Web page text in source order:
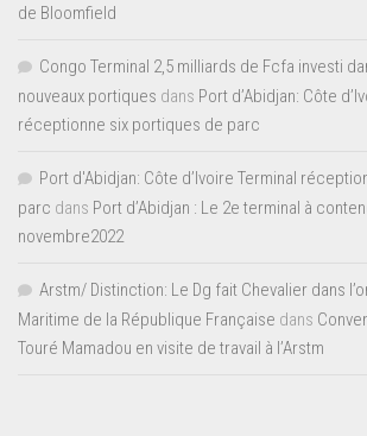
de Bloomfield
Congo Terminal 2,5 milliards de Fcfa investi
nouveaux portiques dans Port d’Abidjan: Côte
réceptionne six portiques de parc
Port d'Abidjan: Côte d’Ivoire Terminal
parc dans Port d’Abidjan : Le 2e terminal à
novembre2022
Arstm/ Distinction: Le Dg fait Chevalier dans
Maritime de la République Française dans
Touré Mamadou en visite de travail à l’Arstm